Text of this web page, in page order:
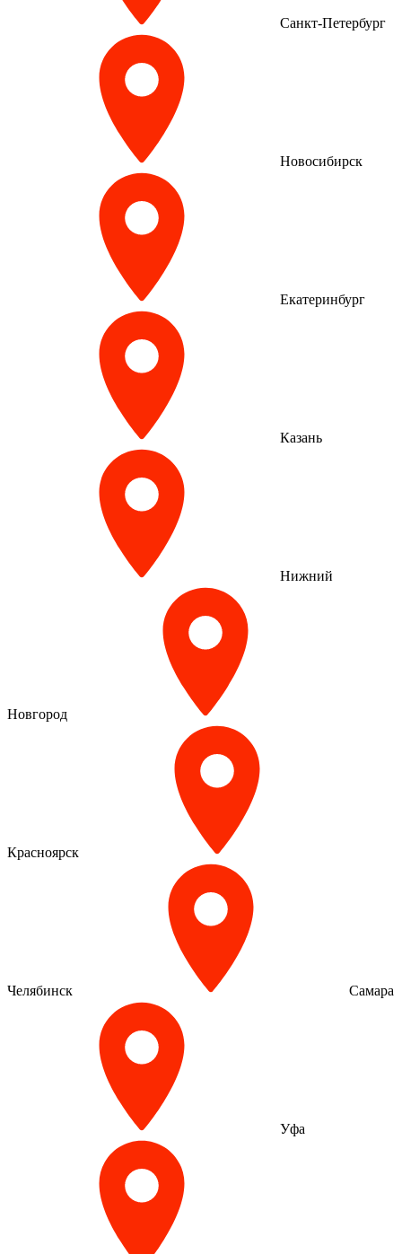
Санкт-Петербург
Новосибирск
Екатеринбург
Казань
Нижний
Новгород
Красноярск
Челябинск Самара
Уфа